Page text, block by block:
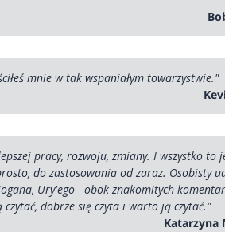
mnie w tak wspaniałym towarzystwie."
pracy, rozwoju, zmiany. I wszystko to
do zastosowania od zaraz. Osobisty
Ury'ego - obok znakomitych
dobrze się czyta i warto ją czytać."
Katarzyna